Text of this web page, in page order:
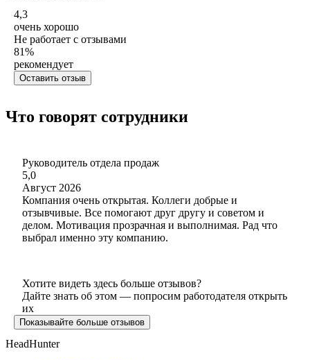
4,3
очень хорошо
Не работает с отзывами
81%
рекомендует
Оставить отзыв
Что говорят сотрудники
Руководитель отдела продаж
5,0
Август 2026
Компания очень открытая. Коллеги добрые и
отзывчивые. Все помогают друг другу и советом и
делом. Мотивация прозрачная и выполнимая. Рад что
выбрал именно эту компанию.
Хотите видеть здесь больше отзывов?
Дайте знать об этом — попросим работодателя открыть
их
Показывайте больше отзывов
HeadHunter